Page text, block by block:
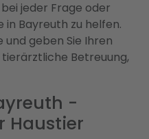
jeder Frage oder
in Bayreuth zu helfen.
und geben Sie Ihren
Betreuung,
-
Haustier